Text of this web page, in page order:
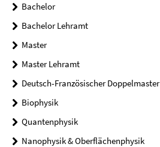
Bachelor
Bachelor Lehramt
Master
Master Lehramt
Deutsch-Französischer Doppelmaster
Biophysik
Quantenphysik
Nanophysik & Oberflächenphysik